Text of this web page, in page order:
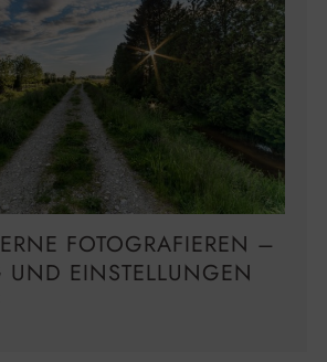
FOTOGRAFIEREN –
EINSTELLUNGEN